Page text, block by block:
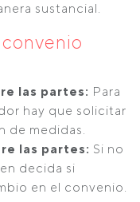
sustancial.
las partes: Para
hay que solicitar
de medidas.
las partes: Si no
decida si
en el convenio.